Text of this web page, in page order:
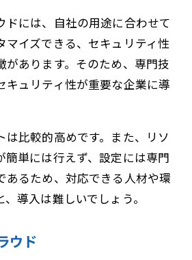
ドには、自社の用途に合わせて
マイズできる、セキュリティ性
があります。そのため、専門技
キュリティ性が重要な企業に導
は比較的高めです。また、リソ
簡単には行えず、設定には専門
あるため、対応できる人材や環
導入は難しいでしょう。
ウド